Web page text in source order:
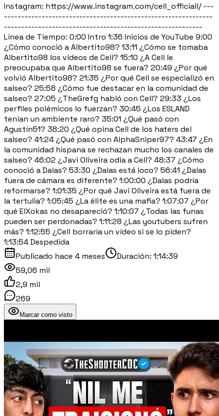
Instagram: https://www.instagram.com/cell_officiall/ ---
-------------------------------------------------------------
----------------------------------------------------------
Línea de Tiempo: 0:00 Intro 1:36 Inicios de YouTube 9:00
¿Cómo conoció a Albertito98? 13:11 ¿Cómo se tomaba
Albertito98 los vídeos de Cell? 15:10 ¿A Cell le
preocupaba que Albertito98 se fuera? 20:49 ¿Por qué
volvió Albertito98? 21:35 ¿Por qué Cell se especializó en
salseo? 25:58 ¿Cómo fue destacar en la comunidad de
salseo? 27:05 ¿TheGrefg habló con Cell? 29:33 ¿Los
perfiles polémicos lo fuerzan? 30:45 ¿Los ESLAND
tenían un ambiente raro? 35:01 ¿Qué pasó con
Agustín51? 38:20 ¿Qué opina Cell de los haters del
salseo? 41:24 ¿Qué pasó con AlphaSniper97? 43:47 ¿En
la comunidad hispana se rechazan mucho los canales de
salseo? 46:02 ¿Javi Oliveira odia a Cell? 48:37 ¿Cómo
conoció a Dalas? 53:30 ¿Dalas está loco? 56:41 ¿Dalas
fuera de cámara es diferente? 1:00:00 ¿Dalas podría
reformarse? 1:01:35 ¿Por qué Javi Oliveira está fuera de
la tertulia? 1:05:45 ¿La élite es una mafia? 1:07:07 ¿Por
qué ElXokas no desapareció? 1:10:07 ¿Todas las funas
pueden ser perdonadas? 1:11:28 ¿Las youtubers sufren
más? 1:12:55 ¿Cell borraría un vídeo si se lo piden?
1:13:54 Despedida
Publicado hace 4 meses Duración: 1:14:39
59,06 mil
2,9 mil
269
Marcar como visto